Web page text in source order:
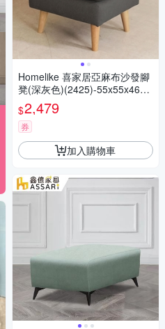
Homelike 喜家居亞麻布沙發腳
凳(深灰色)(2425)-55x55x46公
分
$2,479
券
加入購物車